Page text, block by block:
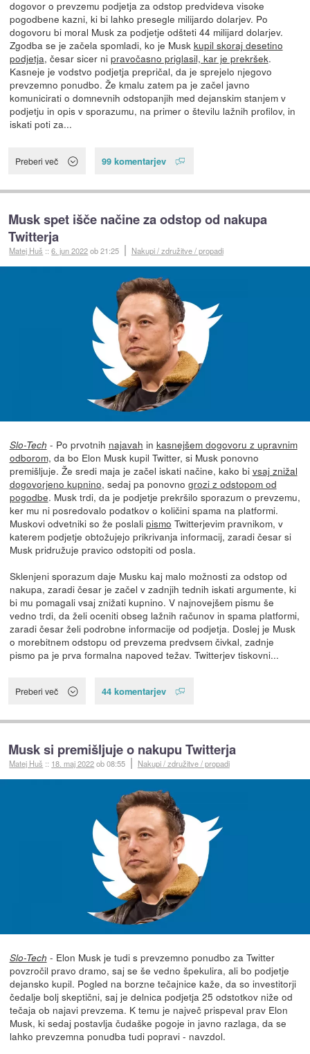
dogovor o prevzemu podjetja za odstop predvideva visoke
pogodbene kazni, ki bi lahko presegle milijardo dolarjev. Po
dogovoru bi moral Musk za podjetje odšteti 44 milijard dolarjev.
Zgodba se je začela spomladi, ko je Musk kupil skoraj desetino
podjetja, česar sicer ni pravočasno priglasil, kar je prekršek.
Kasneje je vodstvo podjetja prepričal, da je sprejelo njegovo
prevzemno ponudbo. Že kmalu zatem pa je začel javno
komunicirati o domnevnih odstopanjih med dejanskim stanjem v
podjetju in opis v sporazumu, na primer o številu lažnih profilov, in
iskati poti za...
Preberi več 99 komentarjev
Musk spet išče načine za odstop od nakupa
Twitterja
Matej Huš ::6. jun 2022ob 21:25 Nakupi / združitve / propadi
Slo-Tech - Po prvotnih najavah in kasnejšem dogovoru z upravnim
odborom, da bo Elon Musk kupil Twitter, si Musk ponovno
premišljuje. Že sredi maja je začel iskati načine, kako bi vsaj znižal
dogovorjeno kupnino, sedaj pa ponovno grozi z odstopom od
pogodbe. Musk trdi, da je podjetje prekršilo sporazum o prevzemu,
ker mu ni posredovalo podatkov o količini spama na platformi.
Muskovi odvetniki so že poslali pismo Twitterjevim pravnikom, v
katerem podjetje obtožujejo prikrivanja informacij, zaradi česar si
Musk pridružuje pravico odstopiti od posla.
Sklenjeni sporazum daje Musku kaj malo možnosti za odstop od
nakupa, zaradi česar je začel v zadnjih tednih iskati argumente, ki
bi mu pomagali vsaj znižati kupnino. V najnovejšem pismu še
vedno trdi, da želi oceniti obseg lažnih računov in spama platformi,
zaradi česar želi podrobne informacije od podjetja. Doslej je Musk
o morebitnem odstopu od prevzema predvsem čivkal, zadnje
pismo pa je prva formalna napoved težav. Twitterjev tiskovni...
Preberi več 44 komentarjev
Musk si premišljuje o nakupu Twitterja
Matej Huš :: 18. maj 2022ob 08:55 Nakupi / združitve / propadi
Slo-Tech - Elon Musk je tudi s prevzemno ponudbo za Twitter
povzročil pravo dramo, saj se še vedno špekulira, ali bo podjetje
dejansko kupil. Pogled na borzne tečajnice kaže, da so investitorji
čedalje bolj skeptični, saj je delnica podjetja 25 odstotkov niže od
tečaja ob najavi prevzema. K temu je največ prispeval prav Elon
Musk, ki sedaj postavlja čudaške pogoje in javno razlaga, da se
lahko prevzemna ponudba tudi popravi - navzdol.